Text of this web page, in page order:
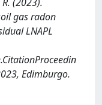
gas radon
LNAPL
Edimburgo.